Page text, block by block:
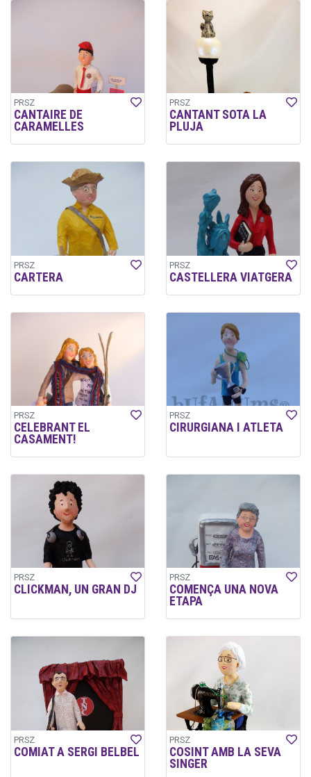
PRSZ
CANTAIRE DE
CARAMELLES
PRSZ
CANTANT SOTA LA
PLUJA
PRSZ
CARTERA
PRSZ
CASTELLERA VIATGERA
PRSZ
CELEBRANT EL
CASAMENT!
PRSZ
CIRURGIANA I ATLETA
PRSZ
CLICKMAN, UN GRAN DJ
PRSZ
COMENÇA UNA NOVA
ETAPA
PRSZ
COMIAT A SERGI BELBEL
PRSZ
COSINT AMB LA SEVA
SINGER